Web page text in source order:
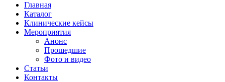
Главная
Каталог
Клинические кейсы
Мероприятия
Анонс
Прошедшие
Фото и видео
Статьи
Контакты